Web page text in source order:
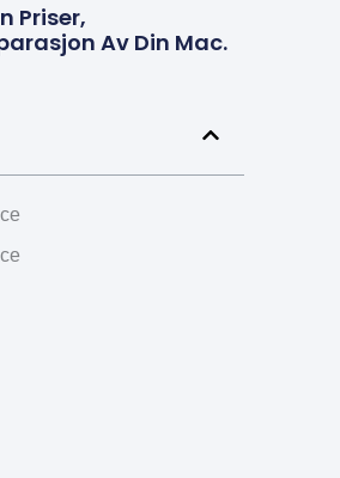
Priser,
Av Din Mac.